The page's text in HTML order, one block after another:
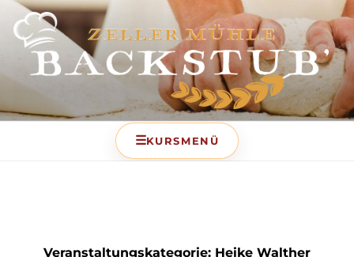
BACKSTUB – DIE
BACKSCHULE DER ZELLER
Veranstaltungskategorie: Heike Walther